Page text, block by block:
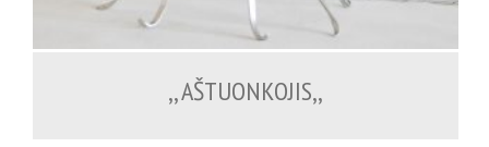
200.00
,, AŠTUONKOJIS,,